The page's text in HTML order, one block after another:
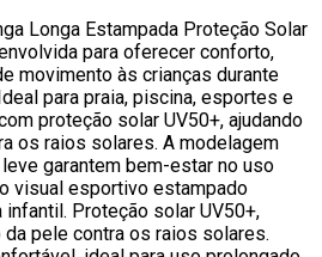
Longa Estampada Proteção Solar
para oferecer conforto,
movimento às crianças durante
para praia, piscina, esportes e
proteção solar UV50+, ajudando
os raios solares. A modelagem
garantem bem-estar no uso
visual esportivo estampado
Proteção solar UV50+,
pele contra os raios solares.